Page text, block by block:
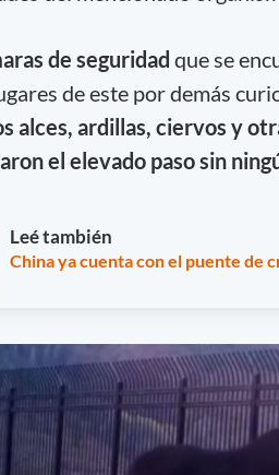
de seguridad que se
de este por demás
alces, ardillas, ciervos y
el elevado paso sin
Leé también
China ya cuenta con el puente de